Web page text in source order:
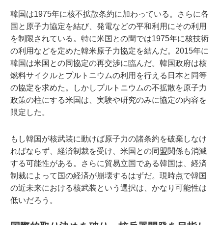
韓国は1975年に核不拡散条約に加わっている。さらに各
国と原子力協定を結び、発電などの平和利用にその利用
を制限されている。特に米国との間では1975年に核技術
の利用などを定めた韓米原子力協定を結んだ。2015年に
韓国は米国との同協定の再交渉に臨んだ。韓国政府は核
燃料サイクルとプルトニウムの利用を行える日本と同等
の協定を求めた。しかしプルトニウムの不拡散を原子力
政策の柱にする米国は、実験や研究のみに協定の内容を
限定した。
もし韓国が核武装に動けば原子力の諸条約を破棄しなけ
ればならず、経済制裁を受け、米国との同盟関係も消滅
する可能性がある。さらに貿易立国である韓国は、経済
制裁によって国の経済が崩壊するはずだ。現時点で韓国
の近未来における核武装という選択は、かなり可能性は
低いだろう。